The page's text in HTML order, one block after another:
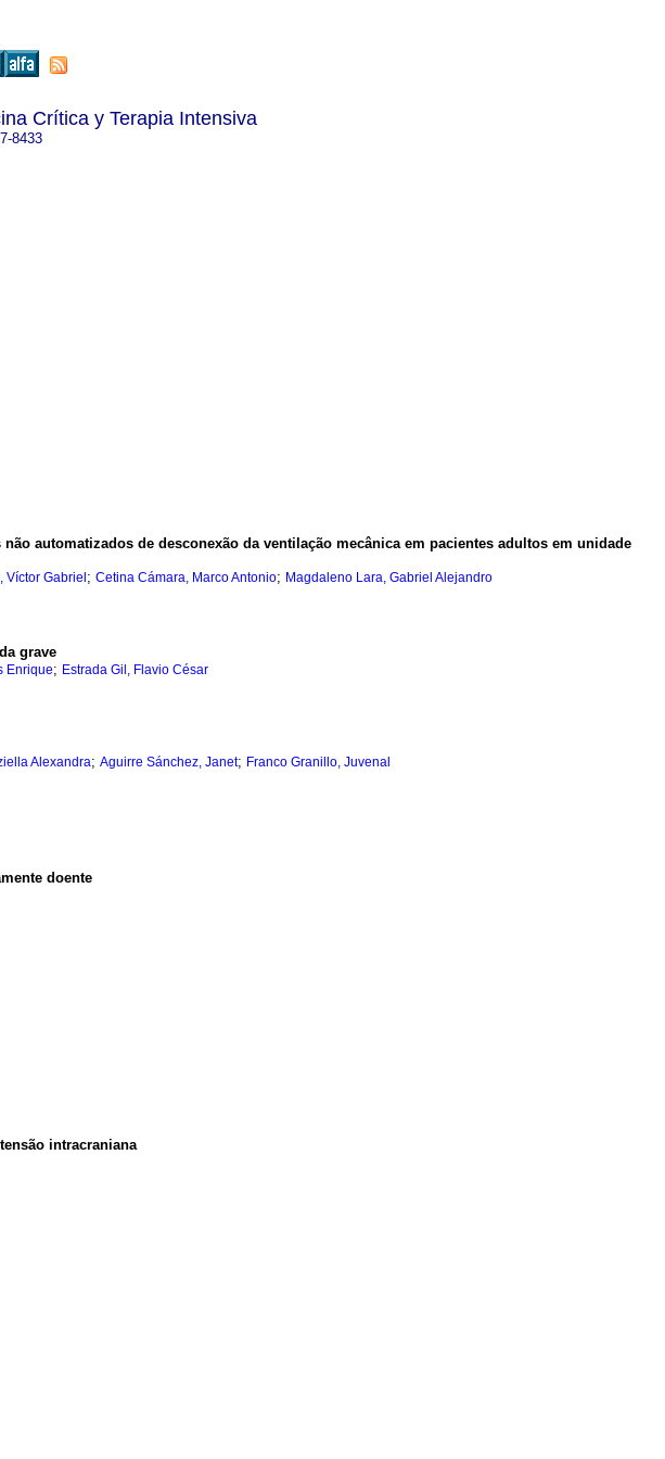
Crítica y Terapia Intensiva
8433
automatizados de desconexão da ventilação mecânica em pacientes adultos em unidade
Víctor Gabriel ; Cetina Cámara, Marco Antonio; Magdaleno Lara, Gabriel Alejandro
grave
Enrique; Estrada Gil, Flavio César
Alexandra; Aguirre Sánchez, Janet; Franco Granillo, Juvenal
doente
intracraniana